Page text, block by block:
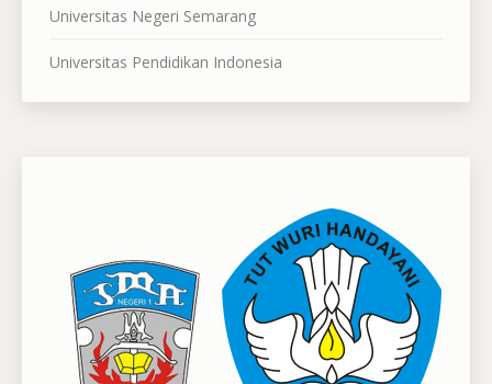
Universitas Negeri Semarang
Universitas Pendidikan Indonesia